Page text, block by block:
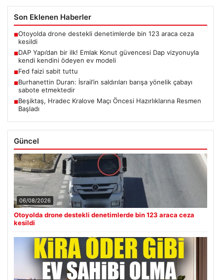
Son Eklenen Haberler
■Otoyolda drone destekli denetimlerde bin 123 araca ceza
kesildi
■DAP Yapı’dan bir ilk! Emlak Konut güvencesi Dap vizyonuyla
kendi kendini ödeyen ev modeli
■Fed faizi sabit tuttu
■Burhanettin Duran: İsrail’in saldırıları barışa yönelik çabayı
sabote etmektedir
■Beşiktaş, Hradec Kralove Maçı Öncesi Hazırlıklarına Resmen
Başladı
Güncel
06/08/2026
Otoyolda drone destekli denetimlerde bin 123 araca ceza
kesildi